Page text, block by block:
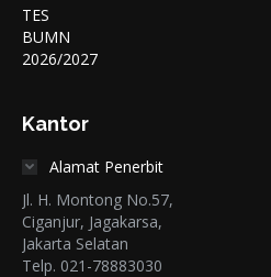
Kantor
Alamat Penerbit
Jl. H. Montong No.57,
Ciganjur, Jagakarsa,
Jakarta Selatan
Telp. 021-78883030